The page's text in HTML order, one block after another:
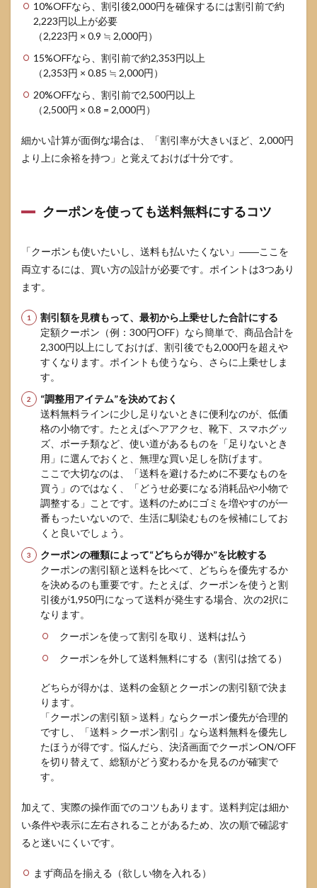
10%OFFなら、割引後2,000円を確保するには割引前で約
2,223円以上が必要
（2,223円 × 0.9 ≒ 2,000円）
15%OFFなら、割引前で約2,353円以上
（2,353円 × 0.85 ≒ 2,000円）
20%OFFなら、割引前で2,500円以上
（2,500円 × 0.8 = 2,000円）
細かい計算が面倒な場合は、「割引率が大きいほど、2,000円
より上に余裕を持つ」と覚えておけば十分です。
クーポンを使っても送料無料にするコツ
「クーポンも使いたいし、送料も払いたくない」――ここを
両立するには、買い方の設計が必要です。ポイントは3つあり
ます。
割引額を見積もって、最初から上乗せした合計にする
定額クーポン（例：300円OFF）なら簡単で、商品合計を
2,300円以上にしておけば、割引後でも2,000円を超えや
すくなります。ポイントも使うなら、さらに上乗せしま
す。
“調整用アイテム”を決めておく
送料無料ラインに少し足りないときに便利なのが、低価
格の小物です。たとえばヘアアクセ、靴下、スマホグッ
ズ、ポーチ類など、使い道があるものを「足りないとき
用」に選んでおくと、無理な買い足しを防げます。
ここで大切なのは、「送料を避けるために不要なものを
買う」のではなく、「どうせ必要になる消耗品や小物で
調整する」ことです。送料のためにゴミを増やすのが一
番もったいないので、生活に馴染むものを候補にしてお
くと良いでしょう。
クーポンの種類によって“どちらが得か”を比較する
クーポンの割引額と送料を比べて、どちらを優先するか
を決めるのも重要です。たとえば、クーポンを使うと割
引後が1,950円になって送料が発生する場合、次の2択に
なります。
クーポンを使って割引を取り、送料は払う
クーポンを外して送料無料にする（割引は捨てる）
どちらが得かは、送料の金額とクーポンの割引額で決ま
ります。
「クーポンの割引額＞送料」ならクーポン優先が合理的
ですし、「送料＞クーポン割引」なら送料無料を優先し
たほうが得です。悩んだら、決済画面でクーポンON/OFF
を切り替えて、総額がどう変わるかを見るのが確実で
す。
加えて、実際の操作面でのコツもあります。送料判定は細か
い条件や表示に左右されることがあるため、次の順で確認す
ると迷いにくいです。
まず商品を揃える（欲しい物を入れる）